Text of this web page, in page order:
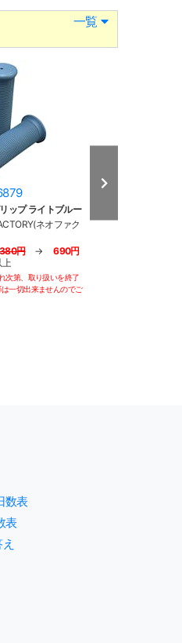
一覧
ップ ライトブルー
ネオファク
円→690円
上
次第、取り扱いを終了
一切出来ませんのでご
ブランド：NEO
数表
表